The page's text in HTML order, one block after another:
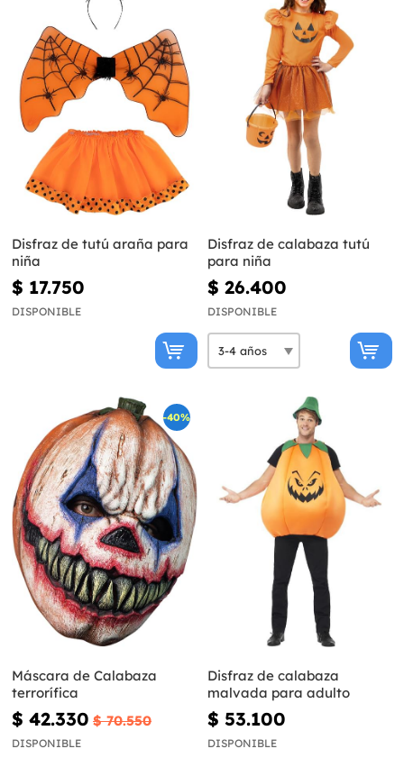
Disfraz de tutú araña para
niña
$ 17.750
DISPONIBLE
Disfraz de calabaza tutú
para niña
$ 26.400
DISPONIBLE
-40%
Máscara de Calabaza
terrorífica
$ 42.330 $ 70.550
DISPONIBLE
Disfraz de calabaza
malvada para adulto
$ 53.100
DISPONIBLE